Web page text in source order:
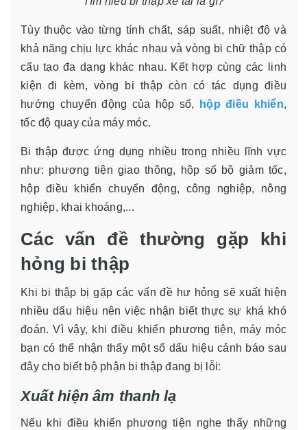
Tùy thuộc vào từng tính chất, sáp suất, nhiệt độ và
khả năng chịu lực khác nhau và vòng bi chữ thập có
cấu tạo đa dạng khác nhau. Kết hợp cùng các linh
kiện đi kèm, vòng bi thập còn có tác dụng điều
hướng chuyển động của hộp số,
hộp điều khiển,
tốc độ quay của máy móc.
Bi thập được ứng dụng nhiều trong nhiều lĩnh vực
như: phương tiện giao thông, hộp số bộ giảm tốc,
hộp điều khiển chuyển động, công nghiệp, nông
nghiệp, khai khoáng,...
Các vấn đề thường gặp khi
hỏng bi thập
Khi bi thập bị gặp các vấn đề hư hỏng sẽ xuất hiện
nhiều dấu hiệu nên việc nhận biết thực sự khá khó
đoán. Vì vậy, khi điều khiển phương tiện, máy móc
bạn có thể nhận thấy một số dấu hiệu cảnh báo sau
đây cho biết bộ phận bi thập đang bị lỗi:
Xuất hiện âm thanh lạ
Nếu khi điều khiển phương tiện nghe thấy những